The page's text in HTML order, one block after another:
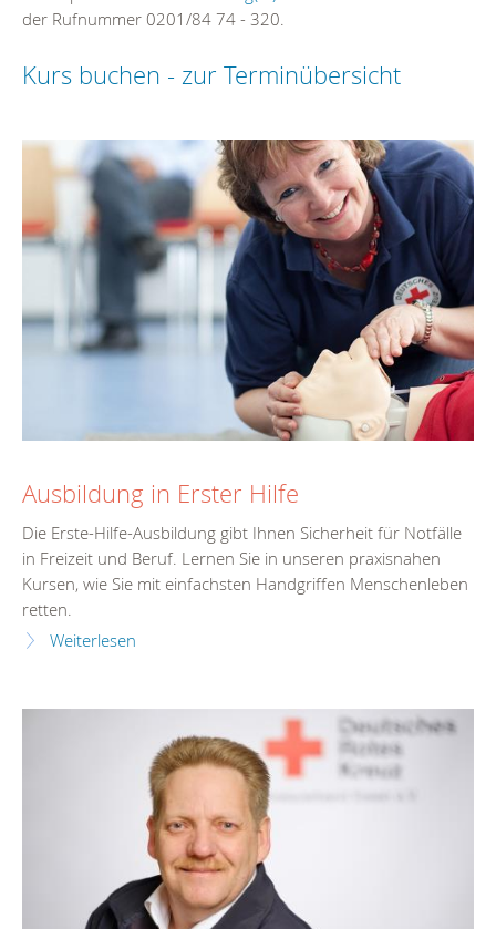
der Rufnummer 0201/84 74 - 320.
Kurs buchen - zur Terminübersicht
Ausbildung in Erster Hilfe
Die Erste-Hilfe-Ausbildung gibt Ihnen Sicherheit für Notfälle
in Freizeit und Beruf. Lernen Sie in unseren praxisnahen
Kursen, wie Sie mit einfachsten Handgriffen Menschenleben
retten.
Weiterlesen